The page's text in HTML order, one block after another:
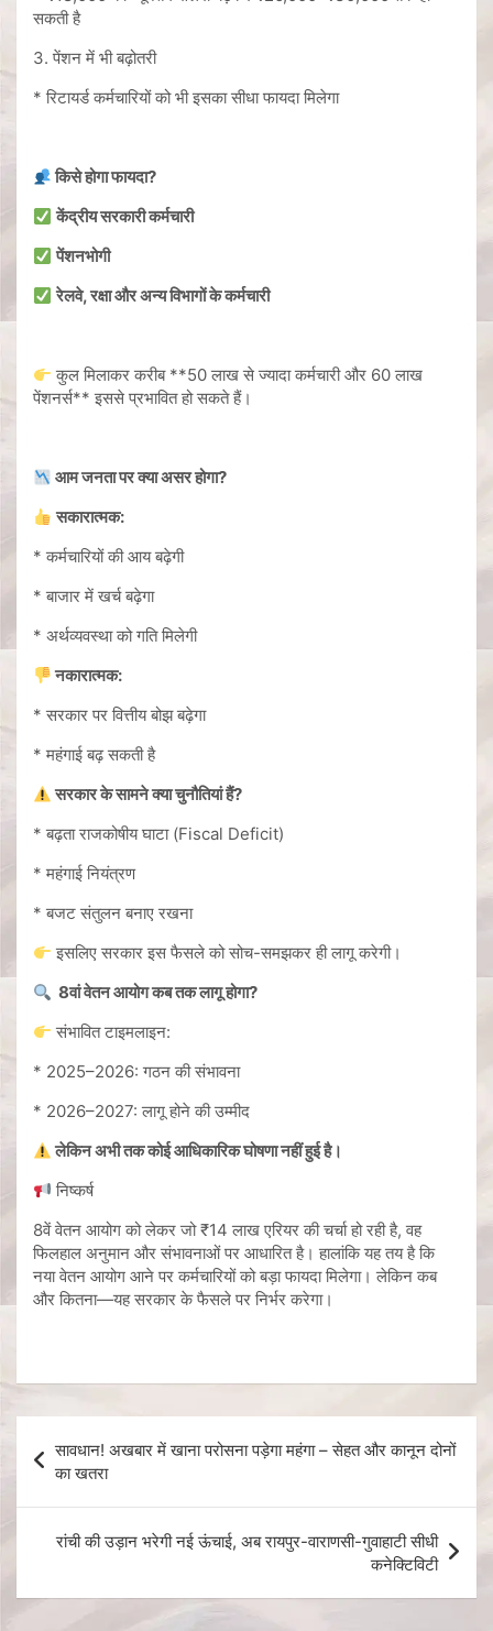
सकती है
3. पेंशन में भी बढ़ोतरी
* रिटायर्ड कर्मचारियों को भी इसका सीधा फायदा मिलेगा
किसे होगा फायदा?
केंद्रीय सरकारी कर्मचारी
पेंशनभोगी
रेलवे, रक्षा और अन्य विभागों के कर्मचारी
कुल मिलाकर करीब **50 लाख से ज्यादा कर्मचारी और 60 लाख
पेंशनर्स** इससे प्रभावित हो सकते हैं।
आम जनता पर क्या असर होगा?
सकारात्मक:
* कर्मचारियों की आय बढ़ेगी
* बाजार में खर्च बढ़ेगा
* अर्थव्यवस्था को गति मिलेगी
नकारात्मक:
* सरकार पर वित्तीय बोझ बढ़ेगा
* महंगाई बढ़ सकती है
सरकार के सामने क्या चुनौतियां हैं?
* बढ़ता राजकोषीय घाटा (Fiscal Deficit)
* महंगाई नियंत्रण
* बजट संतुलन बनाए रखना
इसलिए सरकार इस फैसले को सोच-समझकर ही लागू करेगी।
8वां वेतन आयोग कब तक लागू होगा?
संभावित टाइमलाइन:
* 2025–2026: गठन की संभावना
* 2026–2027: लागू होने की उम्मीद
लेकिन अभी तक कोई आधिकारिक घोषणा नहीं हुई है।
निष्कर्ष
8वें वेतन आयोग को लेकर जो ₹14 लाख एरियर की चर्चा हो रही है, वह
फिलहाल अनुमान और संभावनाओं पर आधारित है। हालांकि यह तय है कि
नया वेतन आयोग आने पर कर्मचारियों को बड़ा फायदा मिलेगा। लेकिन कब
और कितना—यह सरकार के फैसले पर निर्भर करेगा।
सावधान! अखबार में खाना परोसना पड़ेगा महंगा – सेहत और कानून दोनों
का खतरा
रांची की उड़ान भरेगी नई ऊंचाई, अब रायपुर-वाराणसी-गुवाहाटी सीधी
कनेक्टिविटी